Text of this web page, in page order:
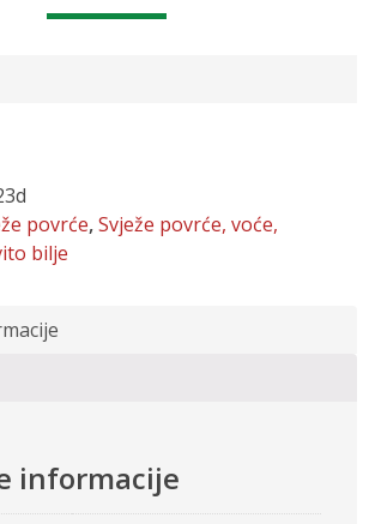
povrće,Svježe povrće, voće,
bilje
informacije